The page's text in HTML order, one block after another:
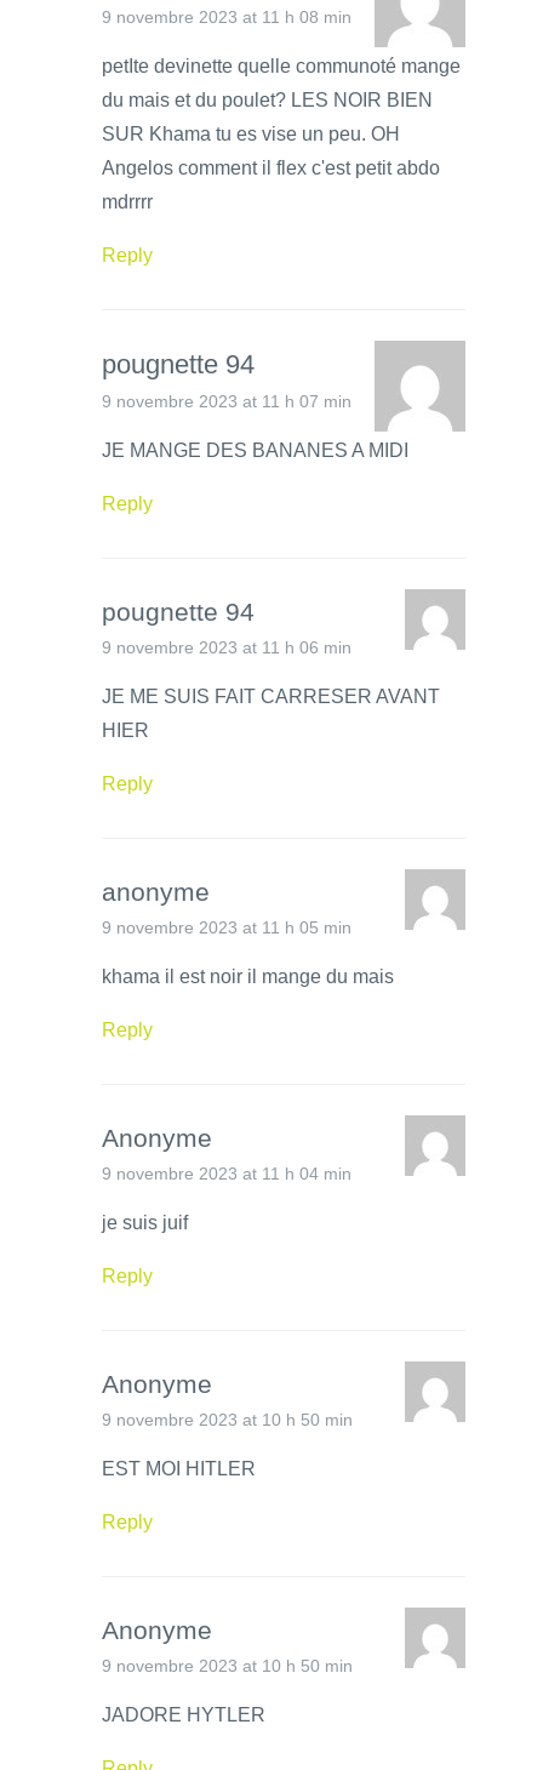
9 novembre 2023 at 11 h 08 min
petIte devinette quelle communoté mange
du mais et du poulet? LES NOIR BIEN
SUR Khama tu es vise un peu. OH
Angelos comment il flex c'est petit abdo
mdrrrr
Reply
pougnette 94
9 novembre 2023 at 11 h 07 min
JE MANGE DES BANANES A MIDI
Reply
pougnette 94
9 novembre 2023 at 11 h 06 min
JE ME SUIS FAIT CARRESER AVANT
HIER
Reply
anonyme
9 novembre 2023 at 11 h 05 min
khama il est noir il mange du mais
Reply
Anonyme
9 novembre 2023 at 11 h 04 min
je suis juif
Reply
Anonyme
9 novembre 2023 at 10 h 50 min
EST MOI HITLER
Reply
Anonyme
9 novembre 2023 at 10 h 50 min
JADORE HYTLER